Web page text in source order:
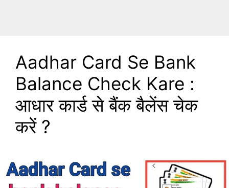
Aadhar Card Se Bank
Balance Check Kare :
आधार कार्ड से बैंक बैलेंस चेक
करें ?